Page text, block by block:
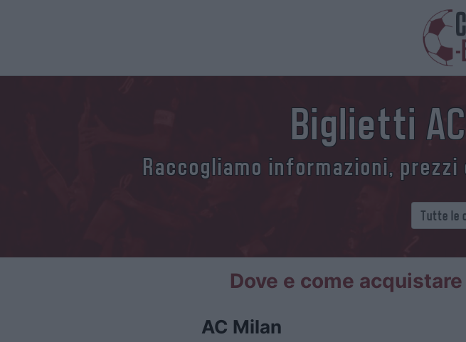
Biglietti
Raccogliamo informazioni,
Dove e come
AC Milan